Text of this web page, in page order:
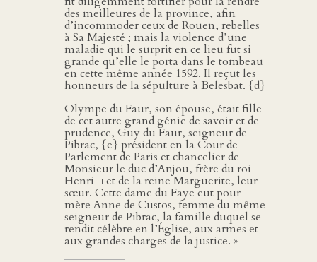
des meilleures de la province, afin
d’incommoder ceux de Rouen, rebelles
à Sa Majesté ; mais la violence d’une
maladie qui le surprit en ce lieu fut si
grande qu’elle le porta dans le tombeau
en cette même année 1592. Il reçut les
honneurs de la sépulture à Belesbat. {d}
Olympe du Faur, son épouse, était fille
de cet autre grand génie de savoir et de
prudence, Guy du Faur, seigneur de
Pibrac, {e} président en la Cour de
Parlement de Paris et chancelier de
Monsieur le duc d’Anjou, frère du roi
Henri iiiet de la reine Marguerite, leur
sœur. Cette dame du Faye eut pour
mère Anne de Custos, femme du même
seigneur de Pibrac, la famille duquel se
rendit célèbre en l’Église, aux armes et
aux grandes charges de la justice. »